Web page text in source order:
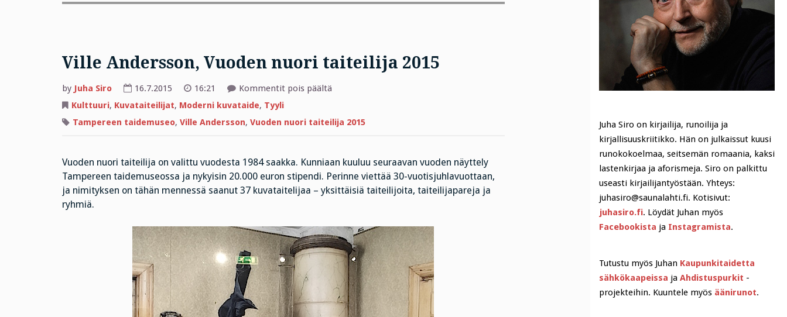
Ville Andersson, Vuoden nuori taiteilija 2015
by Juha Siro 16.7.2015 16:21 Kommentit pois päältäartikkelissa
nuori
taiteilija
Kulttuuri, Kuvataiteilijat, Moderni kuvataide, Tyyli
Tampereen taidemuseo, Ville Andersson, Vuoden nuori taiteilija 2015
Vuoden nuori taiteilija on valittu vuodesta 1984 saakka. Kunniaan kuuluu seuraavan vuoden näyttely
Tampereen taidemuseossa ja nykyisin 20.000 euron stipendi. Perinne viettää 30-vuotisjuhlavuottaan,
ja nimityksen on tähän mennessä saanut 37 kuvataitelijaa – yksittäisiä taiteilijoita, taiteilijapareja ja
ryhmiä.
Juha Siro on kirjailija, runoilija ja
kirjallisuuskriitikko. Hän on julkaissut kuusi
runokokoelmaa, seitsemän romaania, kaksi
lastenkirjaa ja aforismeja. Siro on palkittu
useasti kirjailijantyöstään. Yhteys:
juhasiro@saunalahti.fi. Kotisivut:
juhasiro.fi. Löydät Juhan myös
Facebookista ja Instagramista.
Tutustu myös Juhan Kaupunkitaidetta
sähkökaapeissa ja Ahdistuspurkit -
projekteihin. Kuuntele myös äänirunot.